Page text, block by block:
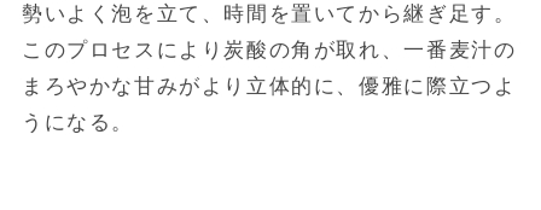
勢いよく泡を立て、時間を置いてから継ぎ足す。
このプロセスにより炭酸の角が取れ、一番麦汁の
まろやかな甘みがより立体的に、優雅に際立つよ
うになる。